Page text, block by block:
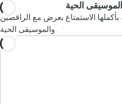
الحية
بأكملها الاستمتاع بعرض مع الراقصين
والموسيقى الحية.